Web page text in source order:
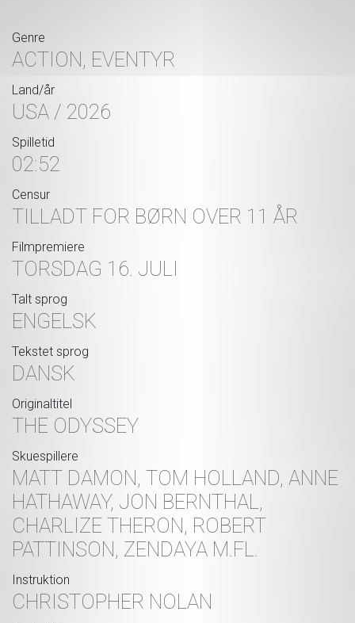
Genre
ACTION, EVENTYR
Land/år
USA / 2026
Spilletid
02:52
Censur
TILLADT FOR BØRN OVER 11 ÅR
Filmpremiere
TORSDAG 16. JULI
Talt sprog
ENGELSK
Tekstet sprog
DANSK
Originaltitel
THE ODYSSEY
Skuespillere
MATT DAMON, TOM HOLLAND, ANNE
HATHAWAY, JON BERNTHAL,
CHARLIZE THERON, ROBERT
PATTINSON, ZENDAYA M.FL.
Instruktion
CHRISTOPHER NOLAN